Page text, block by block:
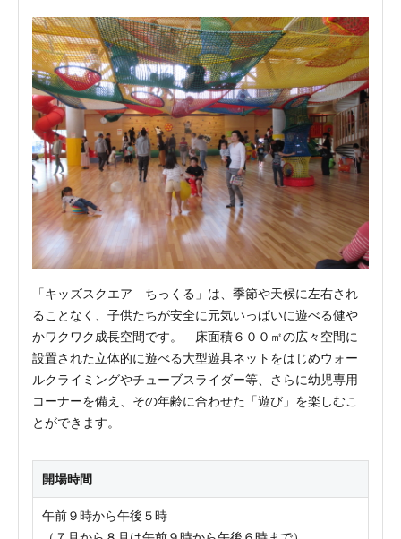
「キッズスクエア ちっくる」は、季節や天候に左右され
ることなく、子供たちが安全に元気いっぱいに遊べる健や
かワクワク成長空間です。 床面積６００㎡の広々空間に
設置された立体的に遊べる大型遊具ネットをはじめウォー
ルクライミングやチューブスライダー等、さらに幼児専用
コーナーを備え、その年齢に合わせた「遊び」を楽しむこ
とができます。
開場時間
午前９時から午後５時